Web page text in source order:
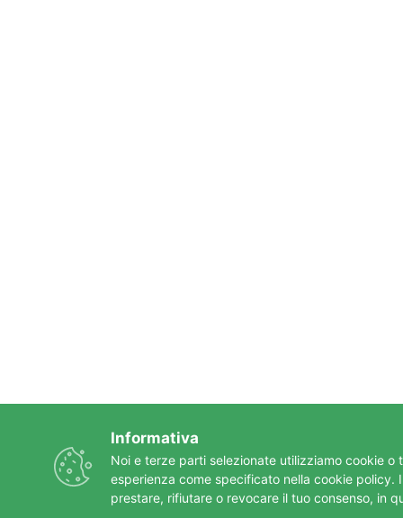
Informativa
Noi e terze parti selezionate utilizziamo cookie
esperienza come specificato nella cookie policy.
prestare, rifiutare o revocare il tuo consenso, in